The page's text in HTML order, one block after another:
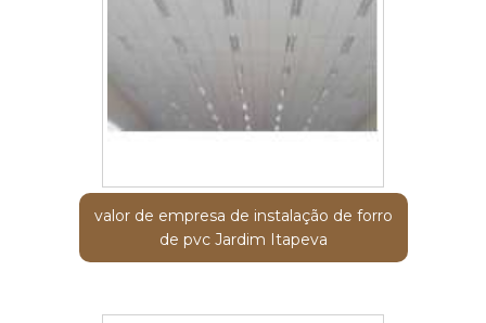
valor de empresa de instalação de forro
de pvc Jardim Itapeva